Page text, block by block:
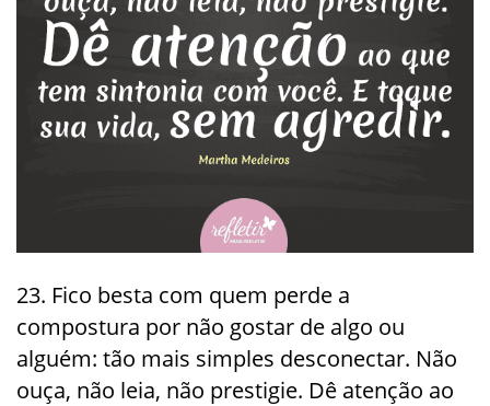
23. Fico besta com quem perde a
compostura por não gostar de algo ou
alguém: tão mais simples desconectar. Não
ouça, não leia, não prestigie. Dê atenção ao